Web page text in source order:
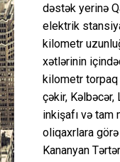
dəstək yerinə
elektrik
kilometr
xətlərinin
kilometr
çəkir, Kəlbəcər,
inkişafı və tam
oliqaxrlara görə
Kananyan